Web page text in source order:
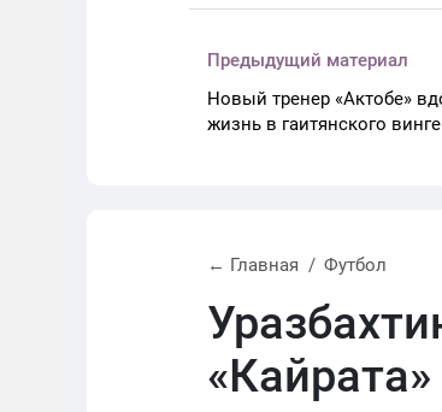
Предыдущий материал
Новый тренер «Актобе»
жизнь в гаитянского
← Главная Футбол